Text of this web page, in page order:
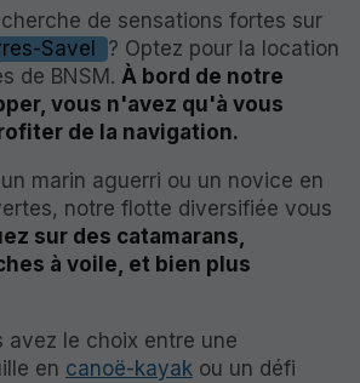
de sensations fortes sur
Savel
? Optez pour la location
de BNSM. À bord de notre
vous n'avez qu'à vous
de la navigation.
marin aguerri ou un novice en
notre flotte diversifiée vous
sur des catamarans,
à voile, et bien plus
avez le choix entre une
en canoë-kayak ou un défi